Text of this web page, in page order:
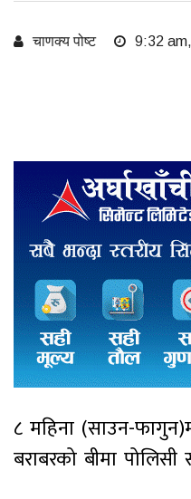
चाणक्य पोष्ट 9:32
८ महिना (साउन-
बराबरको बीमा